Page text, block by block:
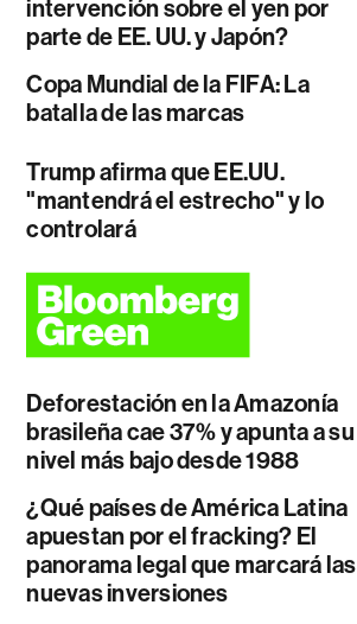
intervención sobre el yen por
parte de EE. UU. y Japón?
Copa Mundial de la FIFA: La
batalla de las marcas
Trump afirma que EE.UU.
"mantendrá el estrecho" y lo
controlará
Deforestación en la Amazonía
brasileña cae 37% y apunta a su
nivel más bajo desde 1988
¿Qué países de América Latina
apuestan por el fracking? El
panorama legal que marcará las
nuevas inversiones